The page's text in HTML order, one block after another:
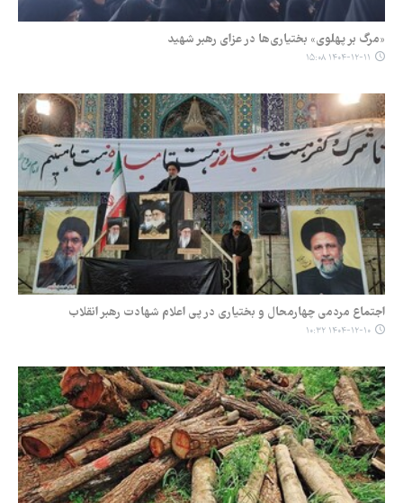
«مرگ بر پهلوی» بختیاری‌ها در عزای رهبر شهید
۱۴۰۴-۱۲-۱۱ ۱۵:۰۸
اجتماع مردمی چهارمحال و بختیاری در پی اعلام شهادت رهبر انقلاب
۱۴۰۴-۱۲-۱۰ ۱۰:۳۲